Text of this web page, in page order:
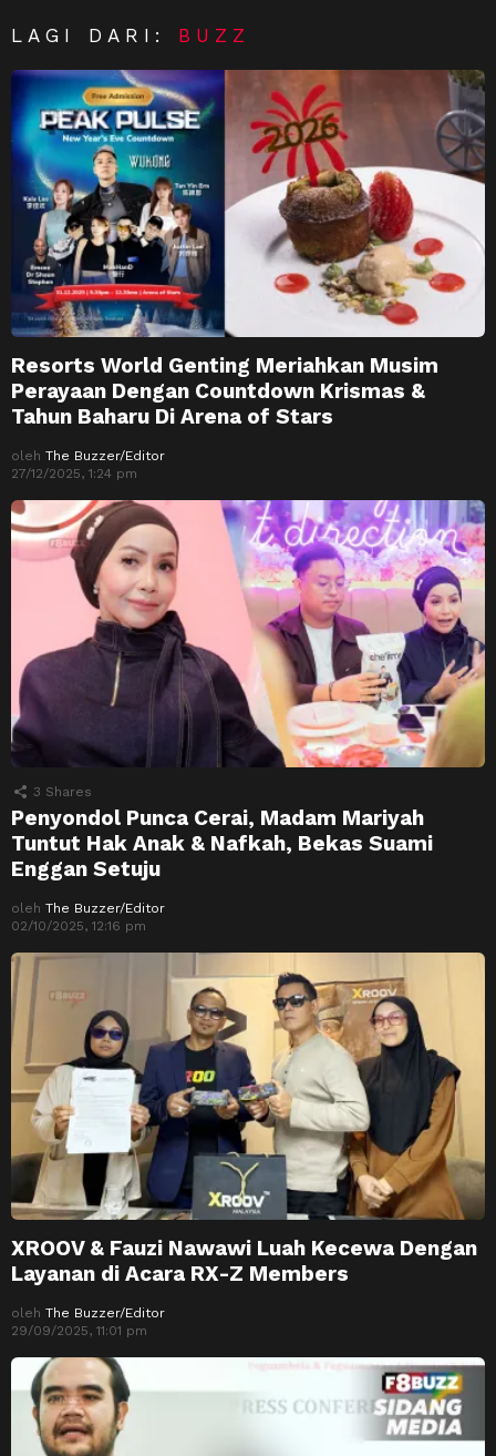
LAGI DARI: BUZZ
Resorts World Genting Meriahkan Musim
Perayaan Dengan Countdown Krismas &
Tahun Baharu Di Arena of Stars
oleh The Buzzer/Editor
27/12/2025, 1:24 pm
3 Shares
Penyondol Punca Cerai, Madam Mariyah
Tuntut Hak Anak & Nafkah, Bekas Suami
Enggan Setuju
oleh The Buzzer/Editor
02/10/2025, 12:16 pm
XROOV & Fauzi Nawawi Luah Kecewa Dengan
Layanan di Acara RX-Z Members
oleh The Buzzer/Editor
29/09/2025, 11:01 pm